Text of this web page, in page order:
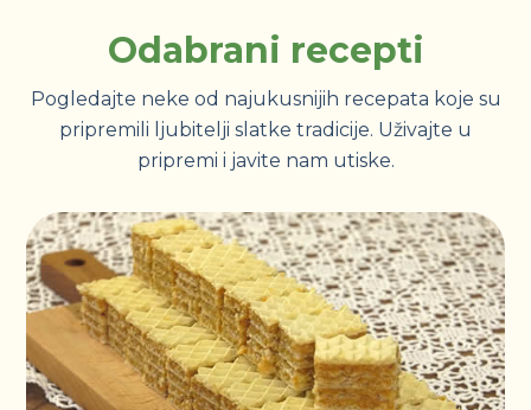
Odabrani recepti
Pogledajte neke od najukusnijih recepata koje su
pripremili ljubitelji slatke tradicije. Uživajte u
pripremi i javite nam utiske.